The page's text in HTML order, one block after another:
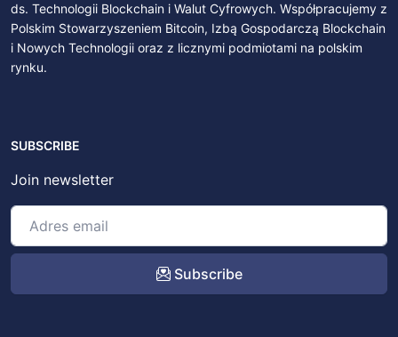
ds. Technologii Blockchain i Walut Cyfrowych. Współpracujemy z
Polskim Stowarzyszeniem Bitcoin, Izbą Gospodarczą Blockchain
i Nowych Technologii oraz z licznymi podmiotami na polskim
rynku.
SUBSCRIBE
Join newsletter
Subscribe